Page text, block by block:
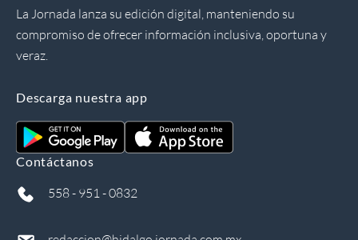
La Jornada lanza su edición digital, manteniendo su
compromiso de ofrecer información inclusiva, oportuna y
veraz.
Descarga nuestra app
Contáctanos
558 - 951 - 0832